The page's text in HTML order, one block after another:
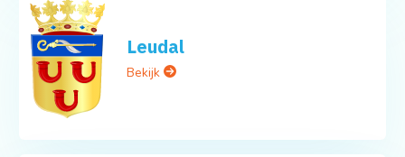
Leudal
Bekijk